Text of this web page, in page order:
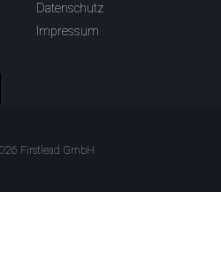
Datenschutz
Impressum
Firstlead GmbH